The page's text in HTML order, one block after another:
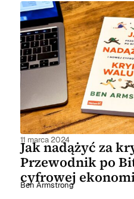
11 marca 2024
Jak nadążyć za
Przewodnik po
cyfrowej
Ben Armstrong